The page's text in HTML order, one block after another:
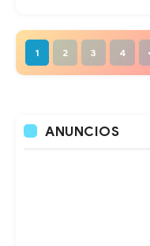
1 2 3 4
ANUNCIOS